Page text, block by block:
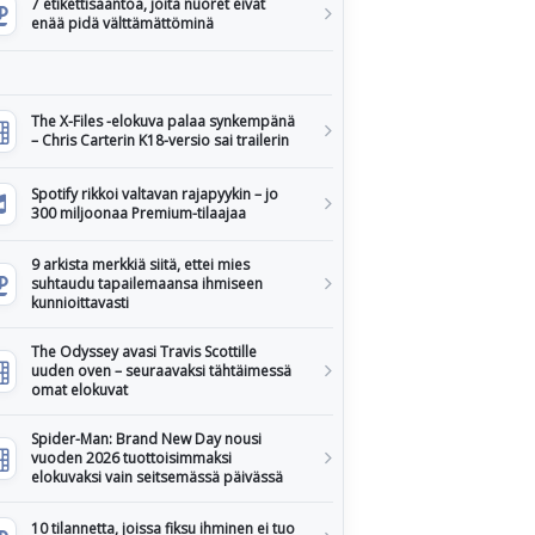
7 etikettisääntöä, joita nuoret eivät
enää pidä välttämättöminä
The X-Files -elokuva palaa synkempänä
– Chris Carterin K18-versio sai trailerin
Spotify rikkoi valtavan rajapyykin – jo
300 miljoonaa Premium-tilaajaa
9 arkista merkkiä siitä, ettei mies
suhtaudu tapailemaansa ihmiseen
kunnioittavasti
The Odyssey avasi Travis Scottille
uuden oven – seuraavaksi tähtäimessä
omat elokuvat
Spider-Man: Brand New Day nousi
vuoden 2026 tuottoisimmaksi
elokuvaksi vain seitsemässä päivässä
10 tilannetta, joissa fiksu ihminen ei tuo